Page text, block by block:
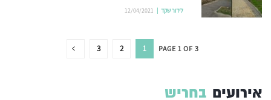
לידור שקד 12/04/2021
PAGE 1 OF 3
1
2
3
אירועים בחריש